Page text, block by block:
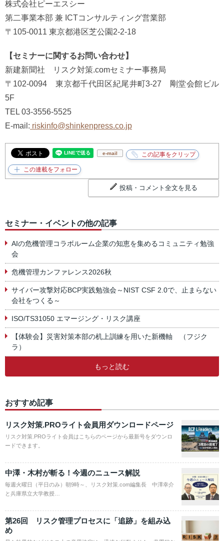
株式会社ピーエスシー
第二事業本部 兼 ICTコンサルティング営業部
〒105-0011 東京都港区芝公園2-2-18
【セミナーに関するお問い合わせ】
新建新聞社 リスク対策.comセミナー事務局
〒102-0094 東京都千代田区紀尾井町3-27 剛堂会館ビル
5F
TEL 03-3556-5525
E-mail: riskinfo@shinkenpress.co.jp
e-mail
投稿・コメント全文を見る
セミナー・イベントの他の記事
AIの危機管理コラボルーム企業の知恵を集めるコミュニティ勉強
会
危機管理カンファレンス2026秋
サイバー攻撃対応BCP実践勉強会～NIST CSF 2.0で、止まらない
会社をつくる～
ISO/TS31050 エマージング・リスク講座
【体験会】災害対策本部の机上訓練を用いた新機軸 （フジク
ラ）
もっと読む
おすすめ記事
リスク対策.PROライト会員用ダウンロードページ
リスク対策.PROライト会員はこちらのページから最新号をダウンロ
ードできます。
中澤・木村が斬る！今週のニュース解説
毎週火曜日（平日のみ）朝9時～、リスク対策.com編集長 中澤幸介
と兵庫県立大学教授…
第26回 リスク管理プロセスに「追跡」を組み込
め